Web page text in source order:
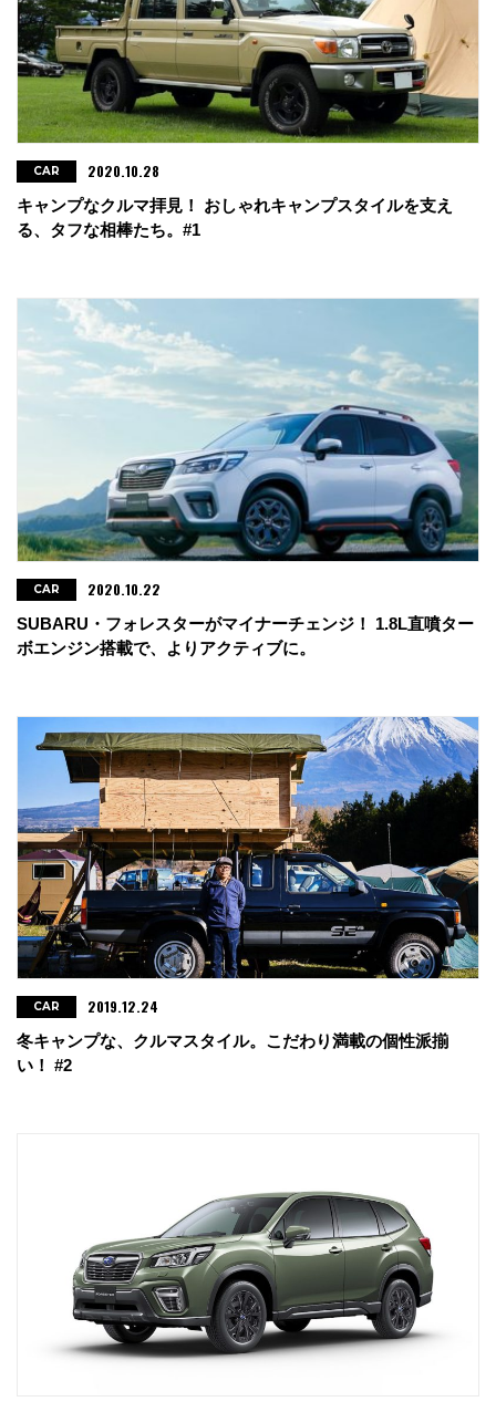
キャンプなクルマ拝見！ おしゃれキャンプスタイルを支え
る、タフな相棒たち。#1
CAR 2020.10.28
SUBARU・フォレスターがマイナーチェンジ！ 1.8L直噴ター
ボエンジン搭載で、よりアクティブに。
CAR 2020.10.22
冬キャンプな、クルマスタイル。こだわり満載の個性派揃
い！ #2
CAR 2019.12.24